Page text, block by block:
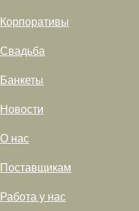
О нас
Новости
Корпоративы
Свадьба
Работа у нас
Банкеты
Поставщикам